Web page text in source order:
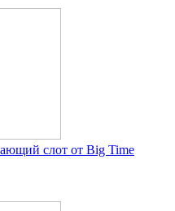
слот от Big Time